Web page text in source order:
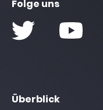
Folge uns
Überblick